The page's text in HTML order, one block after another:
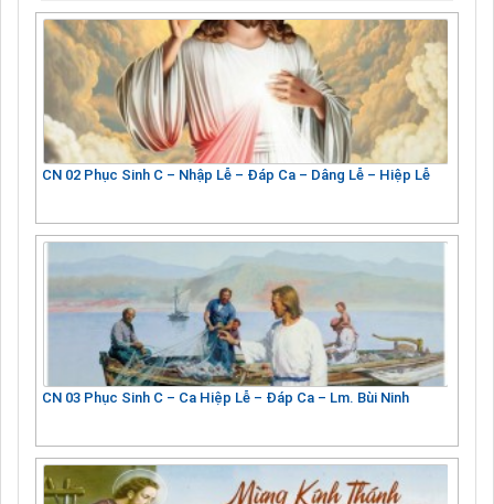
CN 02 Phục Sinh C – Nhập Lễ – Đáp Ca – Dâng Lễ – Hiệp Lễ
CN 03 Phục Sinh C – Ca Hiệp Lễ – Đáp Ca – Lm. Bùi Ninh